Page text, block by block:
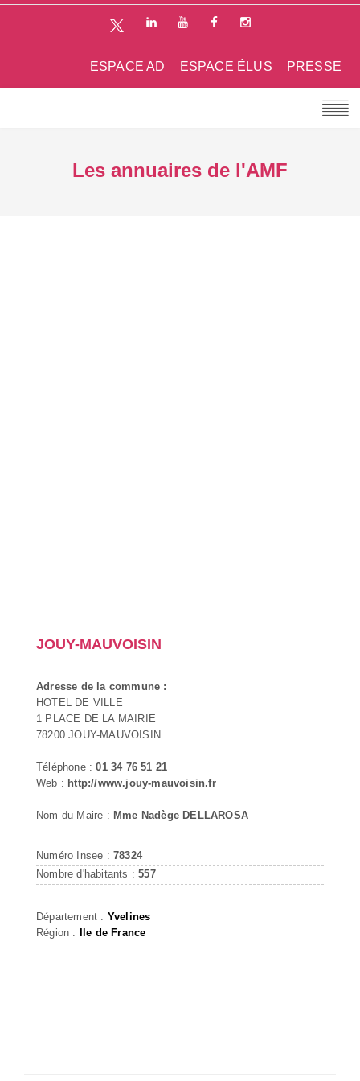
PRESSE
ESPACE ÉLUS
ESPACE AD
Les annuaires de l'AMF
JOUY-MAUVOISIN
Adresse de la commune :
HOTEL DE VILLE
1 PLACE DE LA MAIRIE
78200 JOUY-MAUVOISIN
Téléphone :01 34 76 51 21
Web : http://www.jouy-mauvoisin.fr
Nom du Maire : Mme Nadège DELLAROSA
Numéro Insee : 78324
Nombre d'habitants :557
Département : Yvelines
Région : Ile de France